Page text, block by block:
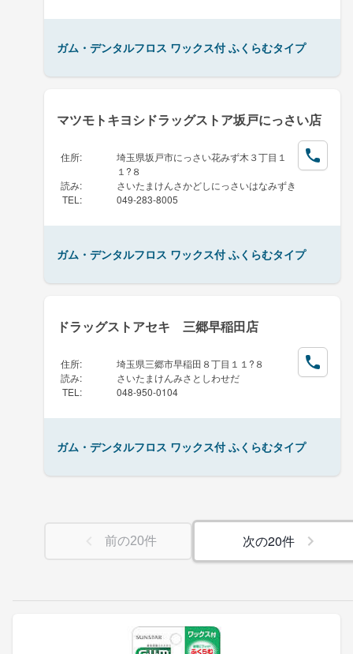
ガム・デンタルフロス ワックス付 ふくらむタイプ
マツモトキヨシドラッグストア坂戸にっさい店
住所:
埼玉県坂戸市にっさい花みず木３丁目１
１?８
読み:
さいたまけんさかどしにっさいはなみずき
TEL : 049-283-8005
ガム・デンタルフロス ワックス付 ふくらむタイプ
ドラッグストアセキ 三郷早稲田店
住所:
埼玉県三郷市早稲田８丁目１１?８
読み:
さいたまけんみさとしわせだ
TEL : 048-950-0104
ガム・デンタルフロス ワックス付 ふくらむタイプ
前の20件 次の20件